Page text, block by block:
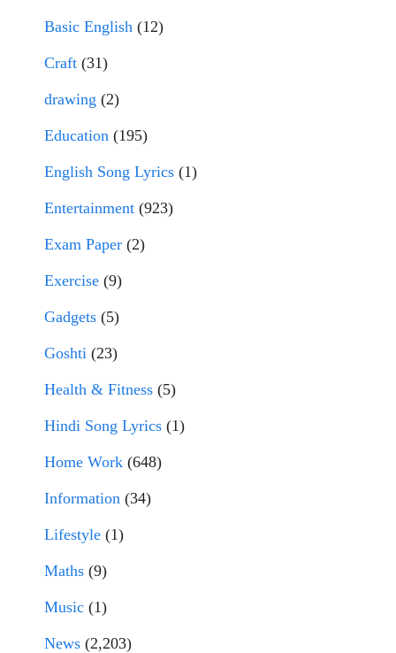
Basic English (12)
Craft (31)
drawing (2)
Education (195)
English Song Lyrics (1)
Entertainment (923)
Exam Paper (2)
Exercise (9)
Gadgets (5)
Goshti (23)
Health & Fitness (5)
Hindi Song Lyrics (1)
Home Work (648)
Information (34)
Lifestyle (1)
Maths (9)
Music (1)
News (2,203)